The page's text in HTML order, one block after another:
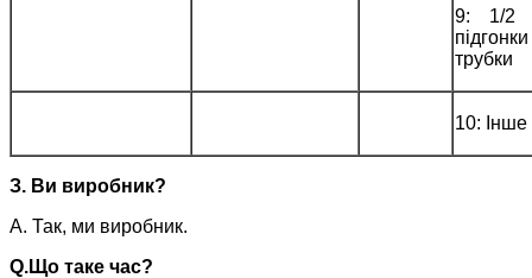
9: 1/2
підгонки
трубки
10: Інше
З. Ви виробник?
А. Так, ми виробник.
Q.Що таке час?